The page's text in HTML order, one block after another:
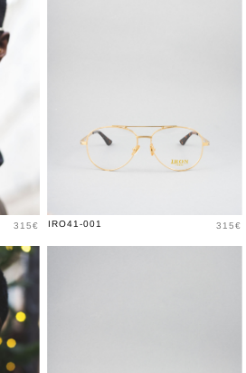
Prix
315€ IRO41-001 Prix
315€